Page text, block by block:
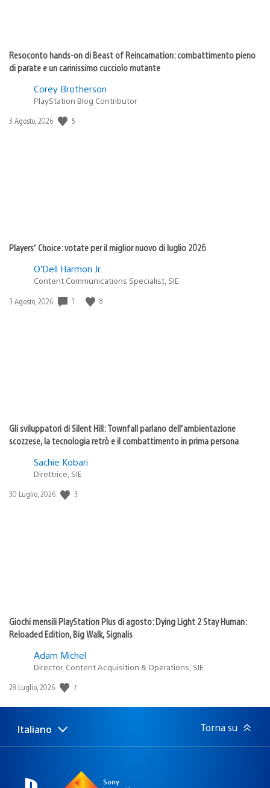
Resoconto hands-on di Beast of Reincarnation: combattimento pieno
di parate e un carinissimo cucciolo mutante
Corey Brotherson
PlayStation Blog Contributor
Data
3 Agosto, 2026 5
Players’ Choice: votate per il miglior nuovo di luglio 2026
O’Dell Harmon Jr.
Content Communications Specialist, SIE
Data
3 Agosto, 2026 1 8
Gli sviluppatori di Silent Hill: Townfall parlano dell’ambientazione
scozzese, la tecnologia retrò e il combattimento in prima persona
Sachie Kobari
Direttrice, SIE
Data
30 Luglio, 2026 3
Giochi mensili PlayStation Plus di agosto: Dying Light 2 Stay Human:
Reloaded Edition, Big Walk, Signalis
Adam Michel
Director, Content Acquisition & Operations, SIE
Data
pubblicazione:
28 Luglio, 2026 7
Seleziona
una
Regione
attuale:
Italiano Torna su
Sony